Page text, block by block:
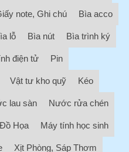
note, Ghi chú Bìa acco
lỗ Bìa nút Bìa trình ký
điện tử Pin
Vật tư kho quỹ Kéo
lau sàn Nước rửa chén
Họa Máy tính học sinh
Xịt Phòng, Sáp Thơm